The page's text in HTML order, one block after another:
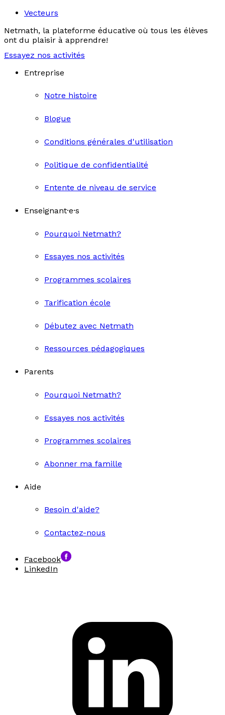
Vecteurs
Netmath, la plateforme éducative où tous les élèves
ont du plaisir à apprendre!
Essayez nos activités
Entreprise
Notre histoire
Blogue
Conditions générales d'utilisation
Politique de confidentialité
Entente de niveau de service
Enseignant·e·s
Pourquoi Netmath?
Essayes nos activités
Programmes scolaires
Tarification école
Débutez avec Netmath
Ressources pédagogiques
Parents
Pourquoi Netmath?
Essayes nos activités
Programmes scolaires
Abonner ma famille
Aide
Besoin d'aide?
Contactez-nous
Facebook
LinkedIn